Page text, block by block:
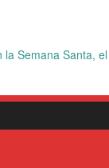
la Semana Santa,